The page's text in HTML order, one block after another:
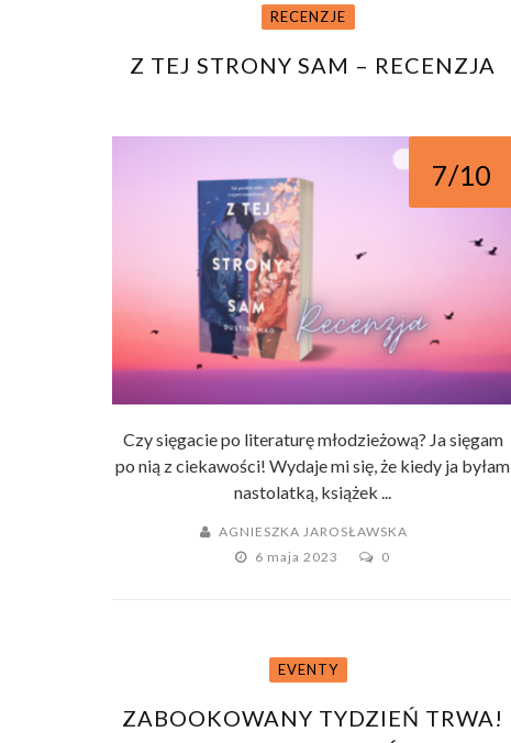
RECENZJE
Z TEJ STRONY SAM – RECENZJA
7/10
Czy sięgacie po literaturę młodzieżową? Ja sięgam
po nią z ciekawości! Wydaje mi się, że kiedy ja byłam
nastolatką, książek ...
AGNIESZKA JAROSŁAWSKA
6 maja 2023
0
EVENTY
ZABOOKOWANY TYDZIEŃ TRWA!